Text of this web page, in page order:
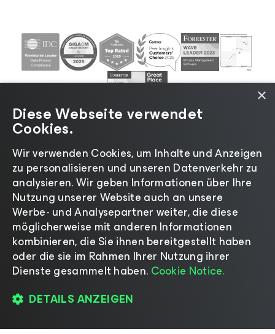
©2026 Veeam® Software |Datenschutzrichtlinie|
Cookies|Rechtliches |Lizenzierungsrichtlinie|
Lieferanten-Ressourcen| Impressum
Sprache ändern
×
Diese Webseite verwendet
Cookies.
Wir verwenden Cookies, um Inhalte und Anzeigen
zu personalisieren und unseren Datenverkehr zu
analysieren. Wir geben Informationen über Ihre
Nutzung unserer Website auch an unsere
Werbe- und Analysepartner weiter, die diese
möglicherweise mit anderen Informationen
kombinieren, die Sie ihnen bereitgestellt haben
oder die sie im Rahmen Ihrer Nutzung ihrer
Dienste gesammelt haben. Cookie Notice.
DETAILS ANZEIGEN